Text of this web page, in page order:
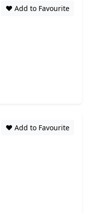
❤️ Add to Favourite
❤️ Add to Favourite